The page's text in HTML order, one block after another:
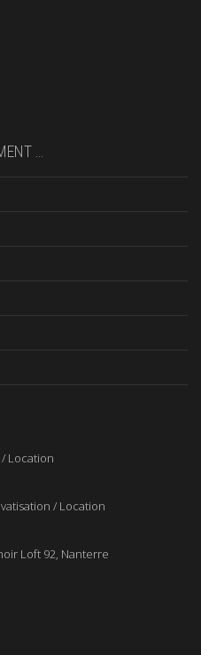
…
Location
/ Location
Loft 92, Nanterre